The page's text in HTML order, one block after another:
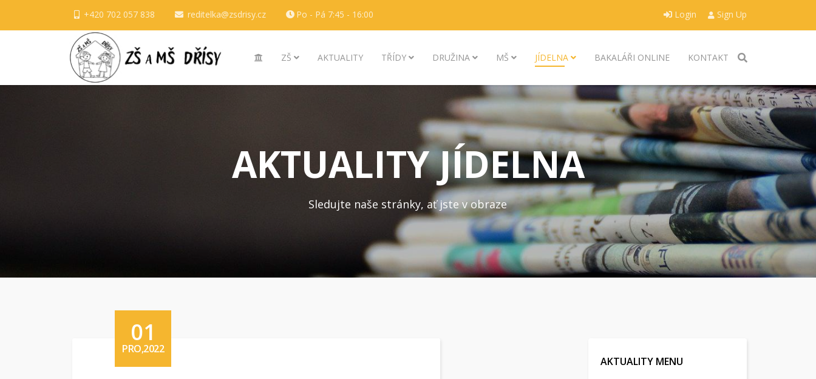
+420 702 057 838 reditelka@zsdrisy.cz Po - Pá 7:45 - 16:00 Login Sign Up
ZŠ AKTUALITY TŘÍDY DRUŽINA MŠ JÍDELNA BAKALÁŘI ONLINE KONTAKT
AKTUALITY JÍDELNA
Sledujte naše stránky, ať jste v obraze
01
PRO,2022
AKTUALITY MENU